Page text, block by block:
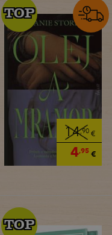
14,90€
4,95€
TOP
TOP
TOP
TOP